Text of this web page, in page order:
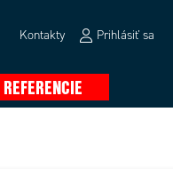
Kontakty Prihlásiť sa
REFERENCIE